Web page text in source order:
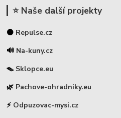
⭐ Naše další projekty
⚫ Repulse.cz
🔊 Na-kuny.cz
🪤 Sklopce.eu
🌿 Pachove-ohradniky.eu
⚡ Odpuzovac-mysi.cz